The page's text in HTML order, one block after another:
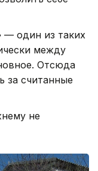
— один из таких
между
Отсюда
за считанные
не